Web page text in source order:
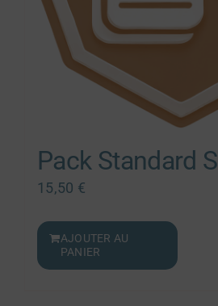
Pack Standard S
15,50 €
AJOUTER AU
PANIER